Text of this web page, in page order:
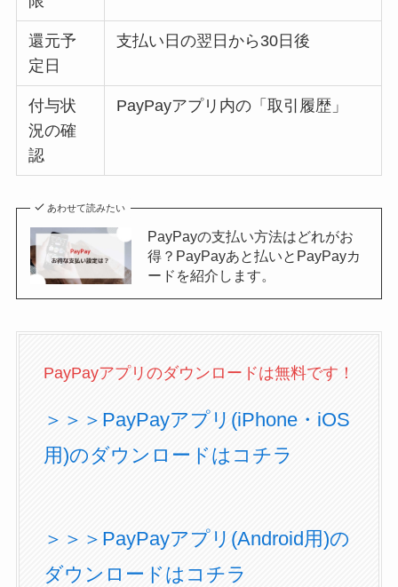
還元予
定日
支払い日の翌日から30日後
付与状
況の確
認
PayPayアプリ内の「取引履歴」
あわせて読みたい
PayPayの支払い方法はどれがお
得？PayPayあと払いとPayPayカ
ードを紹介します。
PayPayアプリのダウンロードは無料です！
＞＞＞PayPayアプリ(iPhone・iOS
用)のダウンロードはコチラ
＞＞＞PayPayアプリ(Android用)の
ダウンロードはコチラ